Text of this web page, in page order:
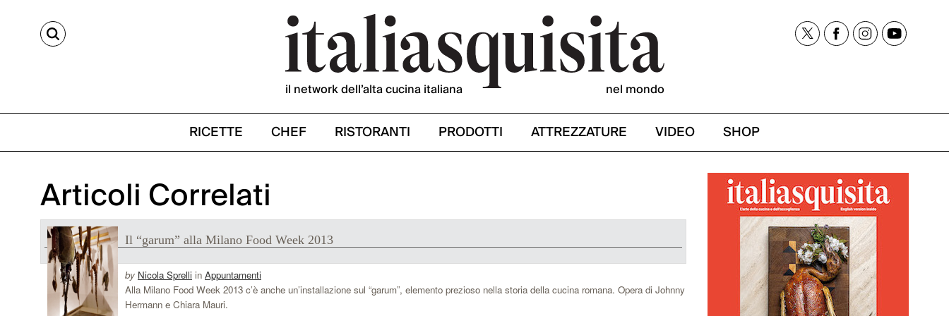
CERCA
il network dell’alta cucina italiana nel mondo
RICETTE CHEF RISTORANTI PRODOTTI ATTREZZATURE VIDEO SHOP
Articoli Correlati
Il “garum” alla Milano Food Week 2013
by Nicola Sprelli in Appuntamenti
Alla Milano Food Week 2013 c’è anche un’installazione sul “garum”, elemento prezioso nella storia della cucina romana. Opera di Johnny
Hermann e Chiara Mauri.